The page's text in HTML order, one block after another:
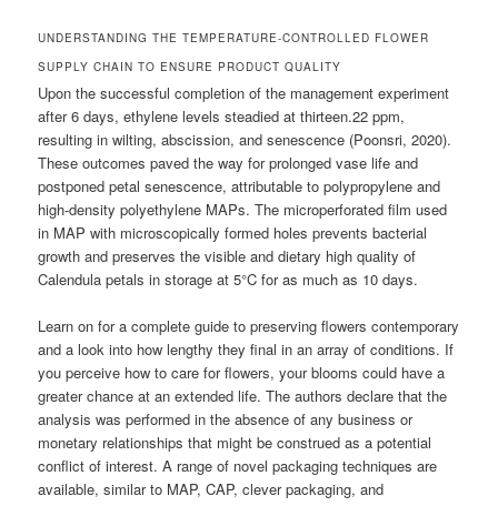
UNDERSTANDING THE TEMPERATURE-CONTROLLED FLOWER
SUPPLY CHAIN TO ENSURE PRODUCT QUALITY
Upon the successful completion of the management experiment
after 6 days, ethylene levels steadied at thirteen.22 ppm,
resulting in wilting, abscission, and senescence (Poonsri, 2020).
These outcomes paved the way for prolonged vase life and
postponed petal senescence, attributable to polypropylene and
high-density polyethylene MAPs. The microperforated film used
in MAP with microscopically formed holes prevents bacterial
growth and preserves the visible and dietary high quality of
Calendula petals in storage at 5°C for as much as 10 days.
Learn on for a complete guide to preserving flowers contemporary
and a look into how lengthy they final in an array of conditions. If
you perceive how to care for flowers, your blooms could have a
greater chance at an extended life. The authors declare that the
analysis was performed in the absence of any business or
monetary relationships that might be construed as a potential
conflict of interest. A range of novel packaging techniques are
available, similar to MAP, CAP, clever packaging, and